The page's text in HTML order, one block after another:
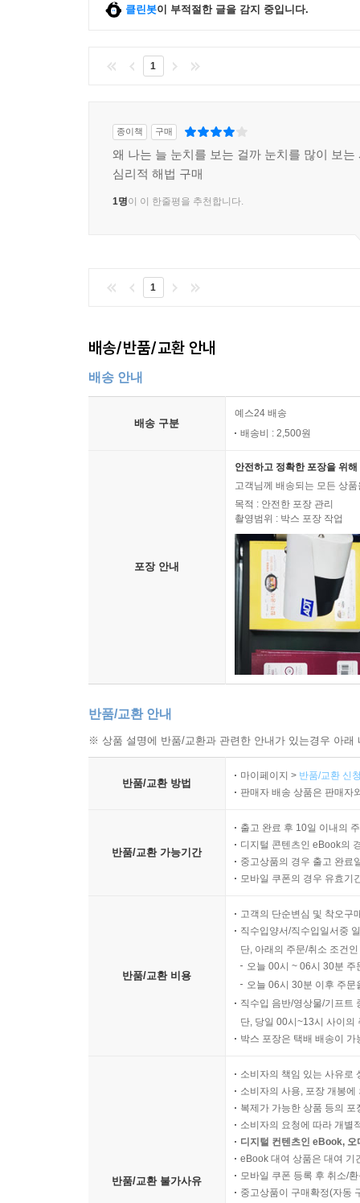
클린봇이 부적절한 글을 감지 중입니다.
1
종이책 구매
왜 나는 늘 눈치를 보는 걸까 눈치를 많이 보는
심리적 해법 구매
1명이 이 한줄평을 추천합니다.
1
배송/반품/교환 안내
배송 안내
배송 구분
예스24 배송
배송비 : 2,500원
포장 안내
안전하고 정확한 포장을 위
고객님께 배송되는 모든 상
목적 : 안전한 포장 관리
촬영범위 : 박스 포장 작업
반품/교환 안내
※ 상품 설명에 반품/교환과 관련한 안내가 있는경우 아
반품/교환 방법
마이페이지 > 반품/교환 신
판매자 배송 상품은 판매자
반품/교환 가능기간
출고 완료 후 10일 이내의
디지털 콘텐츠인 eBook의
중고상품의 경우 출고 완료
모바일 쿠폰의 경우 유효기
반품/교환 비용
고객의 단순변심 및 착오구
직수입양서/직수입일서중
단, 아래의 주문/취소 조건
오늘 00시 ~ 06시 30분
오늘 06시 30분 이후 주
직수입 음반/영상물/기프트
단, 당일 00시~13시 사이의
박스 포장은 택배 배송이
반품/교환 불가사유
소비자의 책임 있는 사유로
소비자의 사용, 포장 개봉
복제가 가능한 상품 등의
소비자의 요청에 따라 개별
디지털 컨텐츠인 eBook,
eBook 대여 상품은 대여 기
모바일 쿠폰 등록 후 취소/
중고상품이 구매확정(자동